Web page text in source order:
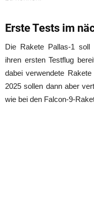
Erste Tests im
Die Rakete Pallas-1
ihren ersten Testflug
dabei verwendete
2025 sollen dann aber
wie bei den Falcon-9-